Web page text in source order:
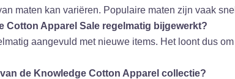
maten kan variëren. Populaire maten zijn vaak
Cotton Apparel Sale regelmatig bijgewerkt?
aangevuld met nieuwe items. Het loont dus
de Knowledge Cotton Apparel collectie?